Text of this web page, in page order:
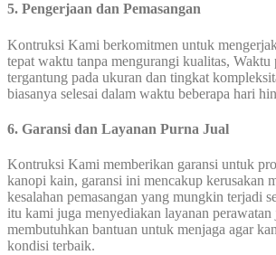
5. Pengerjaan dan Pemasangan
Kontruksi Kami berkomitmen untuk
tepat waktu tanpa mengurangi kualitas, Waktu
tergantung pada ukuran dan tingkat
biasanya selesai dalam waktu beberapa hari
6. Garansi dan Layanan Purna Jual
Kontruksi Kami memberikan garansi untuk
kanopi kain, garansi ini mencakup kerusakan
kesalahan pemasangan yang mungkin terjadi
itu kami juga menyediakan layanan
membutuhkan bantuan untuk menjaga agar
kondisi terbaik.